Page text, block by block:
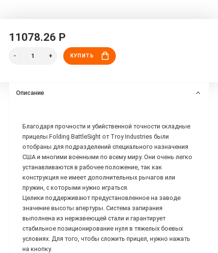
11078.26 Р
КУПИТЬ
Описание
Благодаря прочности и убийственной точности складные
прицелы Folding BattleSight от Troy Industries были
отобраны для подразделений специального назначения
США и многими военными по всему миру. Они очень легко
устанавливаются в рабочее положение, так как
конструкция не имеет дополнительных рычагов или
пружин, с которыми нужно играться.
Целики поддерживают предустановленное на заводе
значение высоты апертуры. Система запирания
выполнена из нержавеющей стали и гарантирует
стабильное позиционирование нуля в тяжелых боевых
условиях. Для того, чтобы сложить прицел, нужно нажать
на кнопку.